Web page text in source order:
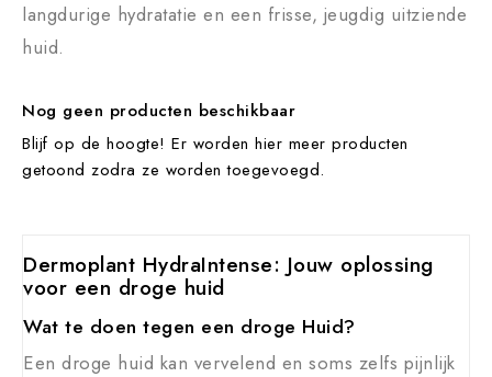
langdurige hydratatie en een frisse, jeugdig uitziende
huid.
Nog geen producten beschikbaar
Blijf op de hoogte! Er worden hier meer producten
getoond zodra ze worden toegevoegd.
Dermoplant HydraIntense: Jouw oplossing
voor een droge huid
Wat te doen tegen een droge Huid?
Een droge huid kan vervelend en soms zelfs pijnlijk